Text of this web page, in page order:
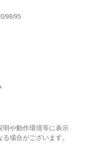
98/95
や動作環境等に表示
場合がございます。